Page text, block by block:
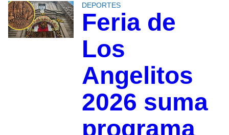
DEPORTES
Feria de
Los
Angelitos
2026 suma
programa